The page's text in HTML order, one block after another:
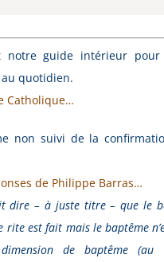
notre guide intérieur
quotidien.
Catholique…
non suivi de la
de Philippe Barras…
dire – à juste titre – que le
rite est fait mais le baptême
de baptême (au